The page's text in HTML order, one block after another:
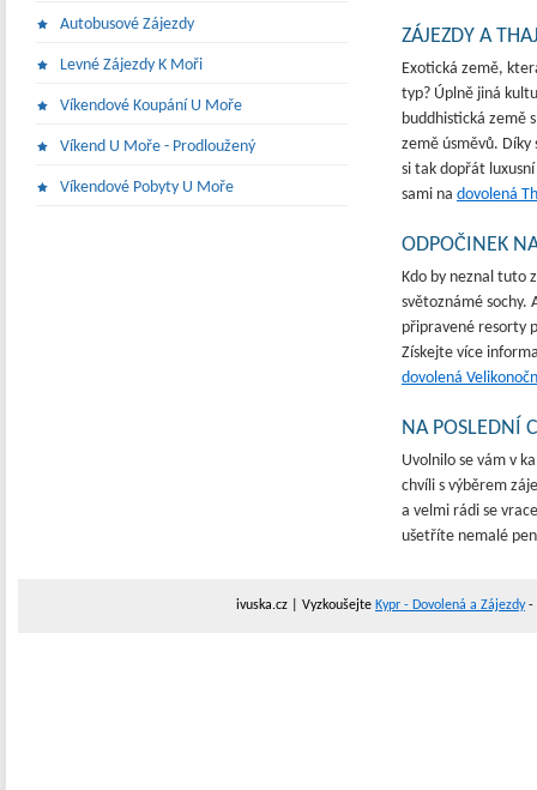
Autobusové Zájezdy
Levné Zájezdy K Moři
Víkendové Koupání U Moře
Víkend U Moře - Prodloužený
Víkendové Pobyty U Moře
ZÁJEZDY A
Exotická země,
typ? Úplně jiná
buddhistická země
země úsměvů. Díky
si tak dopřát
sami na dovolená
ODPOČINEK
Kdo by neznal tuto
světoznámé sochy.
připravené resorty
Získejte více
dovolená
NA POSLEDNÍ
Uvolnilo se vám v
chvíli s výběrem
a velmi rádi se
ušetříte nemalé
ivuska.cz | Vyzkoušejte Kypr - Dovolená a Zájezdy-